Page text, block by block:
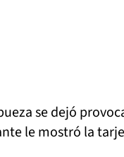
se dejó
le mostró la